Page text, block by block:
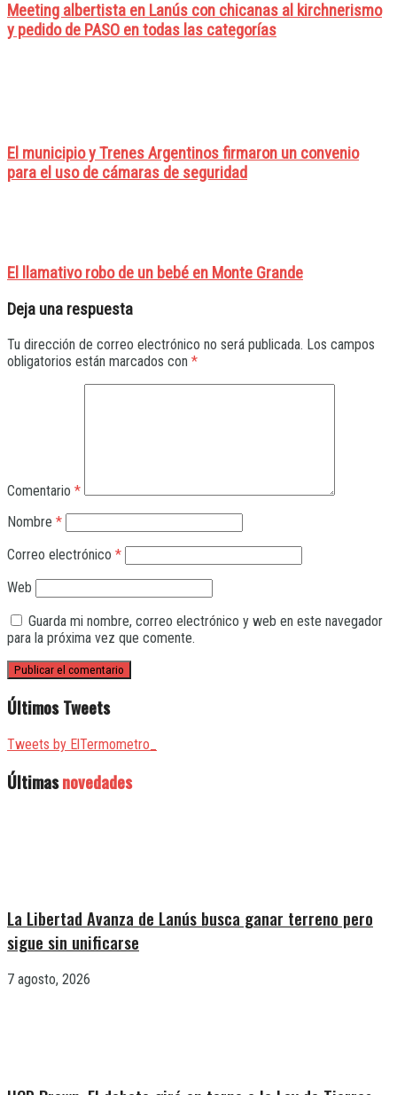
Meeting albertista en Lanús con chicanas al kirchnerismo
y pedido de PASO en todas las categorías
El municipio y Trenes Argentinos firmaron un convenio
para el uso de cámaras de seguridad
El llamativo robo de un bebé en Monte Grande
Deja una respuesta
Tu dirección de correo electrónico no será publicada. Los campos
obligatorios están marcados con *
Comentario *
Nombre *
Correo electrónico *
Web
Guarda mi nombre, correo electrónico y web en este navegador
para la próxima vez que comente.
Últimos Tweets
Tweets by ElTermometro_
Últimasnovedades
La Libertad Avanza de Lanús busca ganar terreno pero
sigue sin unificarse
7 agosto, 2026